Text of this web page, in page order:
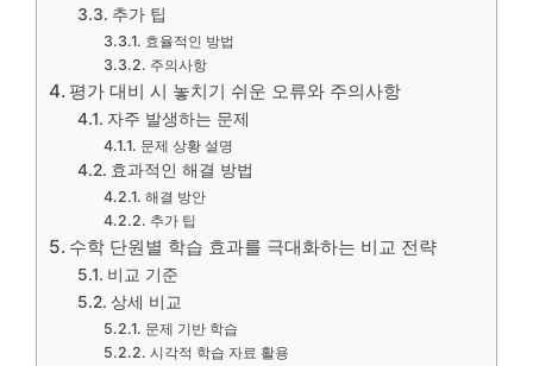
추가 팁
효율적인 방법
주의사항
평가 대비 시 놓치기 쉬운 오류와 주의사항
자주 발생하는 문제
문제 상황 설명
효과적인 해결 방법
해결 방안
추가 팁
수학 단원별 학습 효과를 극대화하는 비교 전략
비교 기준
상세 비교
문제 기반 학습
시각적 학습 자료 활용